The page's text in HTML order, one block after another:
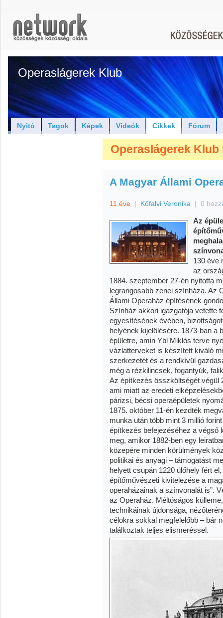
Operaslágerek Klub
Nyitó Tagok Képek Videók Cikkek Fórum
Operaslágerek Klub
A Magyar Állami
11 éve | Kőfalvi Veronika | 0
Az
130 éve
az
1884. szeptember 27-én nyitotta
legrangosabb zenei színháza. Az
Állami Operaház építésének
Színház akkori igazgatója vetette
egyesítésének évében,
helyének kijelölésére. 1873-ban
épületre, amin Ybl Miklós terve
vázlatterveket is készített kiváló
szerkezetét és a rendkívül
még a rézkilincsek, fogantyúk,
Az építkezés összköltségét végül
ami miatt az eredeti
párizsi, bécsi operaépületek
1875. október 11-én kezdték
munka után több mint 3 millió
építkezés befejezéséhez a végső
meg, amikor 1882-ben egy
közepére minden körülmények
politikai és anyagi – támogatást
helyett csupán 1220 ülőhely fért
építőművészeti kivitelezése a
operaházainak a színvonalát is”.
az Operaház. Méltóságos
technikáinak újdonsága,
célokra sokkal megfelelőbb – bár
találkoztak teljes elismeréssel.